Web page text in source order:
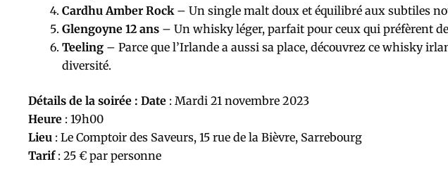
Cardhu Amber Rock – Un single malt doux et équilibré aux subtiles
Glengoyne 12 ans – Un whisky léger, parfait pour ceux qui préfèrent
Teeling – Parce que l’Irlande a aussi sa place, découvrez ce whisky
diversité.
Détails de la soirée : Date : Mardi 21 novembre 2023
Heure : 19h00
Lieu : Le Comptoir des Saveurs, 15 rue de la Bièvre, Sarrebourg
Tarif: 25 € par personne